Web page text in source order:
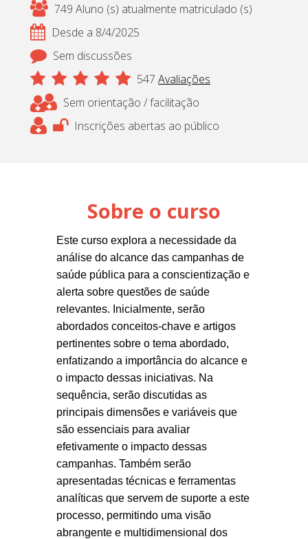
749 Aluno (s) atualmente matriculado (s)
Desde a 8/4/2025
Sem discussões
547 Avaliações
Sem orientação / facilitação
Inscrições abertas ao público
Sobre o curso
Este curso explora a necessidade da
análise do alcance das campanhas de
saúde pública para a conscientização e
alerta sobre questões de saúde
relevantes. Inicialmente, serão
abordados conceitos-chave e artigos
pertinentes sobre o tema abordado,
enfatizando a importância do alcance e
o impacto dessas iniciativas. Na
sequência, serão discutidas as
principais dimensões e variáveis que
são essenciais para avaliar
efetivamente o impacto dessas
campanhas. Também serão
apresentadas técnicas e ferramentas
analíticas que servem de suporte a este
processo, permitindo uma visão
abrangente e multidimensional dos